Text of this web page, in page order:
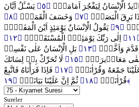
الْاِنْسَانُ لِيَفْجُرَ اَمَامَهُۚ ﴿٥﴾
يَسْـَٔلُ اَيَّانَ
بَرِقَ الْبَصَرُۙ ﴿٧﴾ وَخَسَفَ الْقَمَرُۙ ﴿٨﴾
﴿٩﴾
يَقُولُ الْاِنْسَانُ يَوْمَئِذٍ اَيْنَ الْمَفَرُّۚ
اِلٰى رَبِّكَ يَوْمَئِذٍۨ الْمُسْتَقَرُّۜ ﴿١٢﴾
قَدَّمَ وَاَخَّرَۜ ﴿١٣﴾
بَلِ الْاِنْسَانُ عَلٰى نَفْسِه۪
مَعَاذ۪يرَهُۜ ﴿١٥﴾
لَا تُحَرِّكْ بِه۪ لِسَانَكَ
جَمْعَهُ وَقُرْاٰنَهُۚ ﴿١٧﴾
فَاِذَا قَرَأْنَاهُ فَاتَّبِعْ
قُرْاٰنَهُۚ ﴿١٨﴾ ثُمَّ اِنَّ عَلَيْنَا بَيَانَهُۜ ﴿١٩﴾
Sureler